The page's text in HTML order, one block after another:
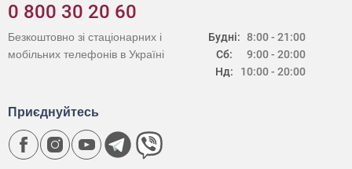
0 800 30 20 60
Будні:
Сб:
Нд:
8:00 - 21:00
9:00 - 20:00
10:00 - 20:00
Безкоштовно зі стаціонарних і
мобільних телефонів в Україні
Приєднуйтесь